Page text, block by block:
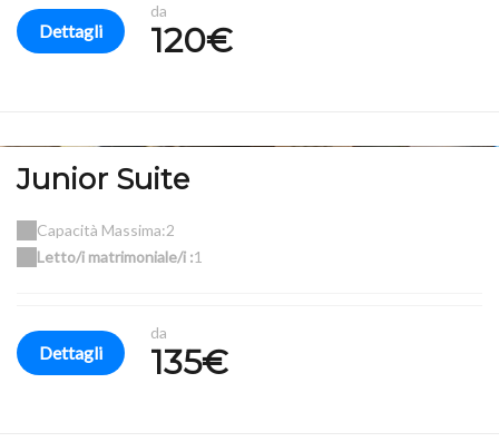
Dettagli
da
120€
Junior Suite
Capacità Massima:2
Letto/i matrimoniale/i :1
Dettagli
da
135€